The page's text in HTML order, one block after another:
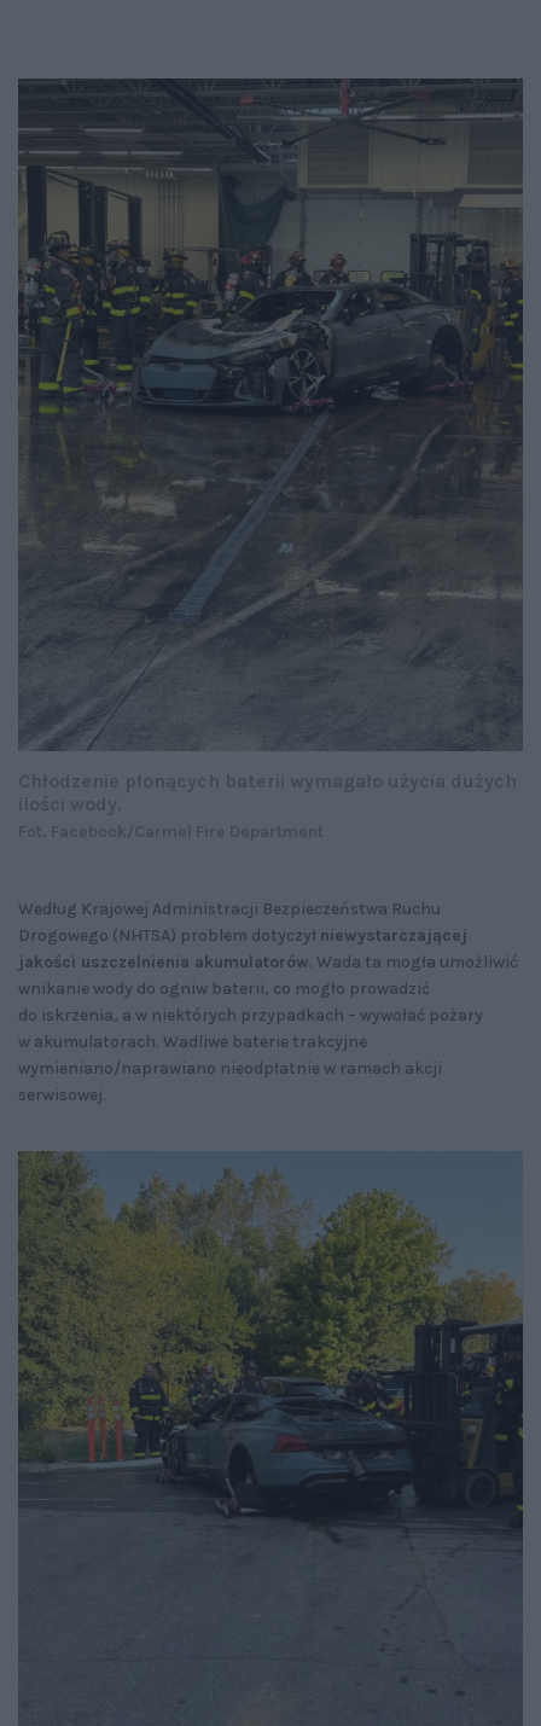
Według Krajowej Administracji Bezpieczeństwa Ruchu
Drogowego (NHTSA) problem dotyczył niewystarczającej
jakości uszczelnienia akumulatorów. Wada ta mogła umożliwić
wnikanie wody do ogniw baterii, co mogło prowadzić
do iskrzenia, a w niektórych przypadkach – wywołać pożary
w akumulatorach. Wadliwe baterie trakcyjne
wymieniano/naprawiano nieodpłatnie w ramach akcji
serwisowej.